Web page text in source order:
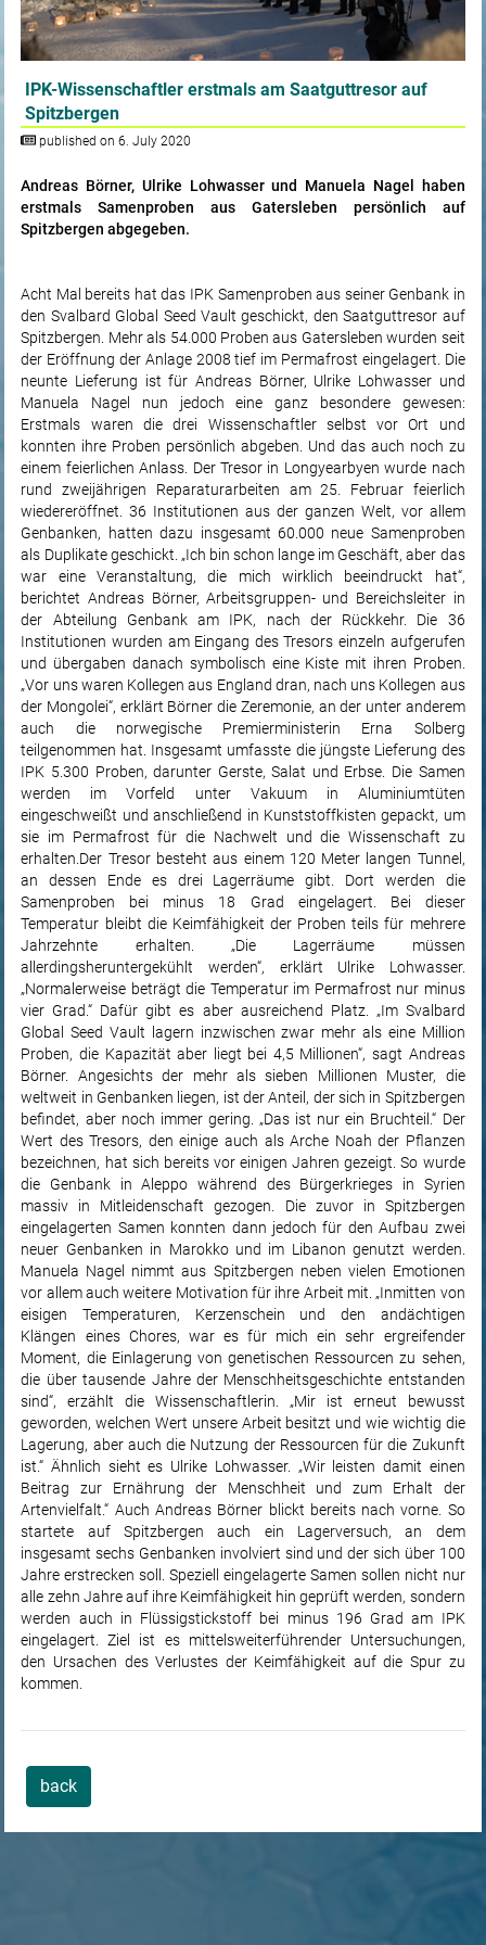
IPK-Wissenschaftler erstmals am Saatguttresor auf
Spitzbergen
published on 6. July 2020
Andreas Börner, Ulrike Lohwasser und Manuela Nagel haben
erstmals Samenproben aus Gatersleben persönlich auf
Spitzbergen abgegeben.
Acht Mal bereits hat das IPK Samenproben aus seiner Genbank in
den Svalbard Global Seed Vault geschickt, den Saatguttresor auf
Spitzbergen. Mehr als 54.000 Proben aus Gatersleben wurden seit
der Eröffnung der Anlage 2008 tief im Permafrost eingelagert. Die
neunte Lieferung ist für Andreas Börner, Ulrike Lohwasser und
Manuela Nagel nun jedoch eine ganz besondere gewesen:
Erstmals waren die drei Wissenschaftler selbst vor Ort und
konnten ihre Proben persönlich abgeben. Und das auch noch zu
einem feierlichen Anlass. Der Tresor in Longyearbyen wurde nach
rund zweijährigen Reparaturarbeiten am 25. Februar feierlich
wiedereröffnet. 36 Institutionen aus der ganzen Welt, vor allem
Genbanken, hatten dazu insgesamt 60.000 neue Samenproben
als Duplikate geschickt. „Ich bin schon lange im Geschäft, aber das
war eine Veranstaltung, die mich wirklich beeindruckt hat“,
berichtet Andreas Börner, Arbeitsgruppen- und Bereichsleiter in
der Abteilung Genbank am IPK, nach der Rückkehr. Die 36
Institutionen wurden am Eingang des Tresors einzeln aufgerufen
und übergaben danach symbolisch eine Kiste mit ihren Proben.
„Vor uns waren Kollegen aus England dran, nach uns Kollegen aus
der Mongolei“, erklärt Börner die Zeremonie, an der unter anderem
auch die norwegische Premierministerin Erna Solberg
teilgenommen hat. Insgesamt umfasste die jüngste Lieferung des
IPK 5.300 Proben, darunter Gerste, Salat und Erbse. Die Samen
werden im Vorfeld unter Vakuum in Aluminiumtüten
eingeschweißt und anschließend in Kunststoffkisten gepackt, um
sie im Permafrost für die Nachwelt und die Wissenschaft zu
erhalten.Der Tresor besteht aus einem 120 Meter langen Tunnel,
an dessen Ende es drei Lagerräume gibt. Dort werden die
Samenproben bei minus 18 Grad eingelagert. Bei dieser
Temperatur bleibt die Keimfähigkeit der Proben teils für mehrere
Jahrzehnte erhalten. „Die Lagerräume müssen
allerdingsheruntergekühlt werden“, erklärt Ulrike Lohwasser.
„Normalerweise beträgt die Temperatur im Permafrost nur minus
vier Grad.“ Dafür gibt es aber ausreichend Platz. „Im Svalbard
Global Seed Vault lagern inzwischen zwar mehr als eine Million
Proben, die Kapazität aber liegt bei 4,5 Millionen“, sagt Andreas
Börner. Angesichts der mehr als sieben Millionen Muster, die
weltweit in Genbanken liegen, ist der Anteil, der sich in Spitzbergen
befindet, aber noch immer gering. „Das ist nur ein Bruchteil.“ Der
Wert des Tresors, den einige auch als Arche Noah der Pflanzen
bezeichnen, hat sich bereits vor einigen Jahren gezeigt. So wurde
die Genbank in Aleppo während des Bürgerkrieges in Syrien
massiv in Mitleidenschaft gezogen. Die zuvor in Spitzbergen
eingelagerten Samen konnten dann jedoch für den Aufbau zwei
neuer Genbanken in Marokko und im Libanon genutzt werden.
Manuela Nagel nimmt aus Spitzbergen neben vielen Emotionen
vor allem auch weitere Motivation für ihre Arbeit mit. „Inmitten von
eisigen Temperaturen, Kerzenschein und den andächtigen
Klängen eines Chores, war es für mich ein sehr ergreifender
Moment, die Einlagerung von genetischen Ressourcen zu sehen,
die über tausende Jahre der Menschheitsgeschichte entstanden
sind“, erzählt die Wissenschaftlerin. „Mir ist erneut bewusst
geworden, welchen Wert unsere Arbeit besitzt und wie wichtig die
Lagerung, aber auch die Nutzung der Ressourcen für die Zukunft
ist.“ Ähnlich sieht es Ulrike Lohwasser. „Wir leisten damit einen
Beitrag zur Ernährung der Menschheit und zum Erhalt der
Artenvielfalt.“ Auch Andreas Börner blickt bereits nach vorne. So
startete auf Spitzbergen auch ein Lagerversuch, an dem
insgesamt sechs Genbanken involviert sind und der sich über 100
Jahre erstrecken soll. Speziell eingelagerte Samen sollen nicht nur
alle zehn Jahre auf ihre Keimfähigkeit hin geprüft werden, sondern
werden auch in Flüssigstickstoff bei minus 196 Grad am IPK
eingelagert. Ziel ist es mittelsweiterführender Untersuchungen,
den Ursachen des Verlustes der Keimfähigkeit auf die Spur zu
kommen.
back